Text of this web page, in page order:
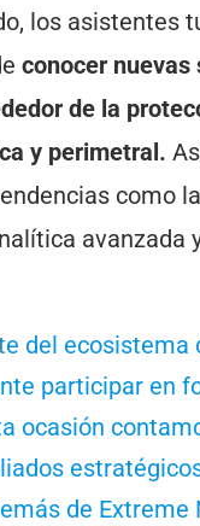
los asistentes
conocer nuevas
de la
y perimetral.
como
avanzada
del ecosistema
participar en
ocasión
de Extreme